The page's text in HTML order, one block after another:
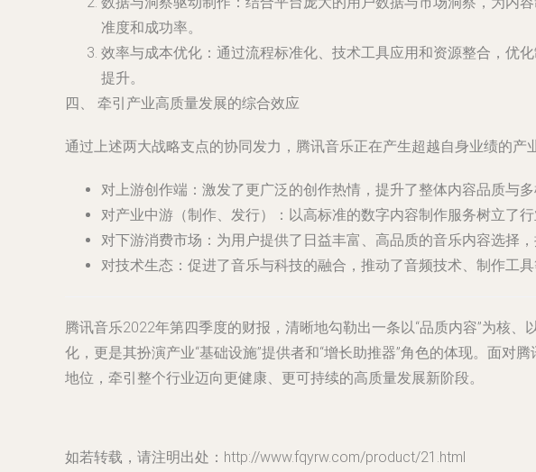
准度和成功率。
效率与成本优化 ：通过流程标准化、技术工具应用和资源整合，优
提升。
四、 牵引产业高质量发展的综合效应
通过上述两大战略支点的协同发力，腾讯音乐正在产生超越自身业绩的产
对上游创作端 ：激发了更广泛的创作热情，提升了整体内容品质与
对产业中游（制作、发行）
：以高标准的数字内容制作服务树立了
对下游消费市场 ：为用户提供了日益丰富、高品质的音乐内容选择
对技术生态 ：促进了音乐与科技的融合，推动了音频技术、制作工具
腾讯音乐2022年第四季度的财报，清晰地勾勒出一条以“品质内容”为核
化，更是其扮演产业“基础设施”提供者和“增长助推器”角色的体现。面
地位，牵引整个行业迈向更健康、更可持续的高质量发展新阶段。
如若转载，请注明出处：http://www.fqyrw.com/product/21.html